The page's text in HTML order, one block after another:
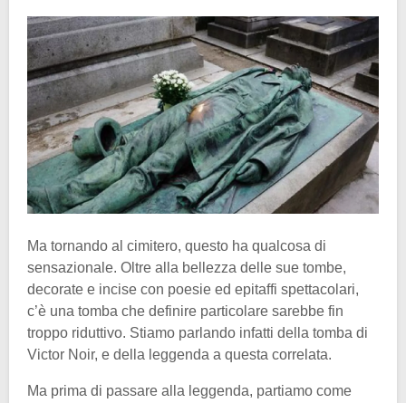
Ma tornando al cimitero, questo ha qualcosa di
sensazionale. Oltre alla bellezza delle sue tombe,
decorate e incise con poesie ed epitaffi spettacolari,
c’è una tomba che definire particolare sarebbe fin
troppo riduttivo. Stiamo parlando infatti della tomba di
Victor Noir, e della leggenda a questa correlata.
Ma prima di passare alla leggenda, partiamo come